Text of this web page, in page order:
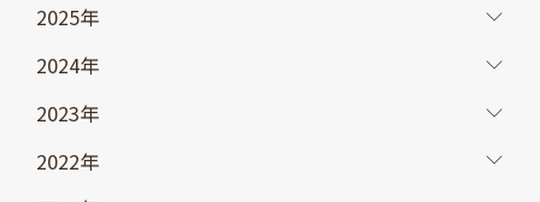
2025年
2024年
2023年
2022年